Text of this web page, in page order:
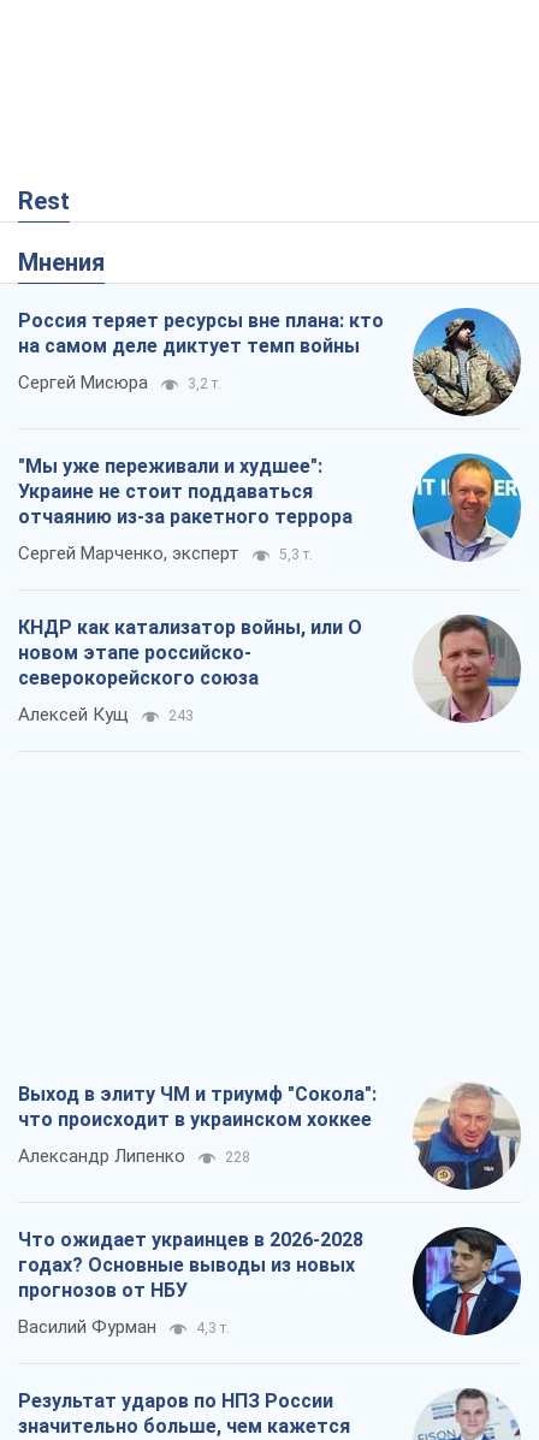
Rest
Мнения
Россия теряет ресурсы вне плана: кто
на самом деле диктует темп войны
Сергей Мисюра 3,2 т.
"Мы уже переживали и худшее":
Украине не стоит поддаваться
отчаянию из-за ракетного террора
Сергей Марченко, эксперт 5,3 т.
КНДР как катализатор войны, или О
новом этапе российско-
северокорейского союза
Алексей Кущ 243
Выход в элиту ЧМ и триумф "Сокола":
что происходит в украинском хоккее
Александр Липенко 228
Что ожидает украинцев в 2026-2028
годах? Основные выводы из новых
прогнозов от НБУ
Василий Фурман 4,3 т.
Результат ударов по НПЗ России
значительно больше, чем кажется